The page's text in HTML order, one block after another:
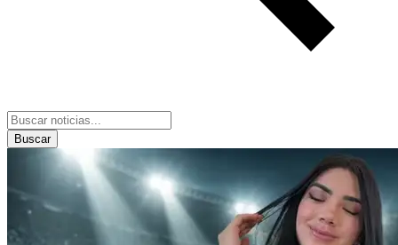
Buscar